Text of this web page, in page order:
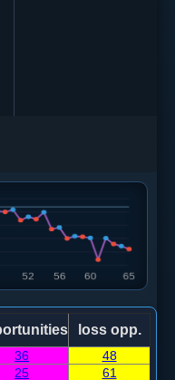
loss opp.
36 48
25 61